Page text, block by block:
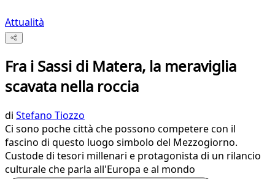
Attualità
Fra i Sassi di Matera, la meraviglia
scavata nella roccia
di Stefano Tiozzo
Ci sono poche città che possono competere con il
fascino di questo luogo simbolo del Mezzogiorno.
Custode di tesori millenari e protagonista di un rilancio
culturale che parla all'Europa e al mondo